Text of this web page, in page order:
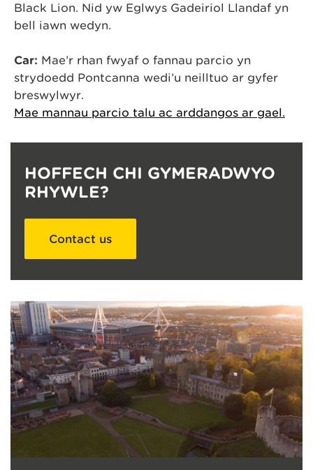
Black Lion. Nid yw Eglwys Gadeiriol Llandaf yn
bell iawn wedyn.
Car: Mae’r rhan fwyaf o fannau parcio yn
strydoedd Pontcanna wedi’u neilltuo ar gyfer
breswylwyr.
Mae mannau parcio talu ac arddangos ar gael.
HOFFECH CHI GYMERADWYO
RHYWLE?
Contact us